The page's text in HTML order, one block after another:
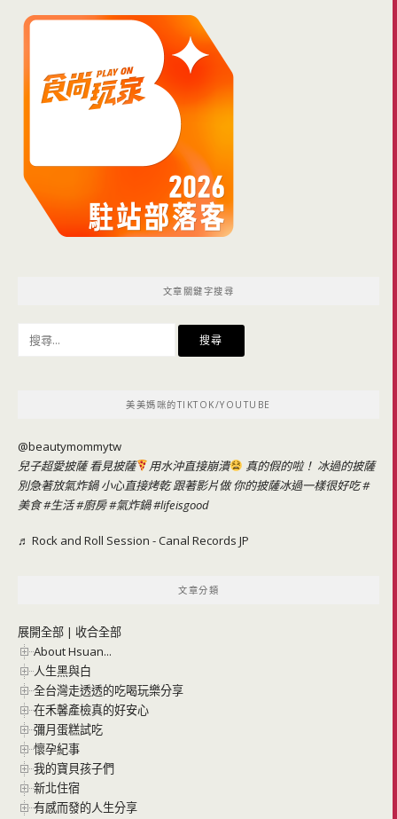
文章關鍵字搜尋
美美媽咪的TIKTOK/YOUTUBE
@beautymommytw
兒子超愛披薩 看見披薩
用水沖直接崩潰
真的假的啦！ 冰過的披薩
別急著放氣炸鍋 小心直接烤乾 跟著影片做 你的披薩冰過一樣很好吃#
美食#生活#廚房#氣炸鍋#lifeisgood
♬ Rock and Roll Session - Canal Records JP
文章分類
展開全部 | 收合全部
About Hsuan...
人生黑與白
全台灣走透透的吃喝玩樂分享
在禾馨產檢真的好安心
彌月蛋糕試吃
懷孕紀事
我的寶貝孩子們
新北住宿
有感而發的人生分享